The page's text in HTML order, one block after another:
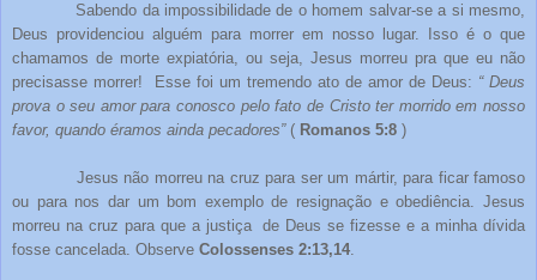
Sabendo da impossibilidade de o homem salvar-se a si mesmo,
Deus providenciou alguém para morrer em nosso lugar. Isso é o que
chamamos de morte expiatória, ou seja, Jesus morreu pra que eu não
precisasse morrer! Esse foi um tremendo ato de amor de Deus: “ Deus
prova o seu amor para conosco pelo fato de Cristo ter morrido em nosso
favor, quando éramos ainda pecadores” ( Romanos 5:8 )
Jesus não morreu na cruz para ser um mártir, para ficar famoso
ou para nos dar um bom exemplo de resignação e obediência. Jesus
morreu na cruz para que a justiça de Deus se fizesse e a minha dívida
fosse cancelada. Observe Colossenses 2:13,14.